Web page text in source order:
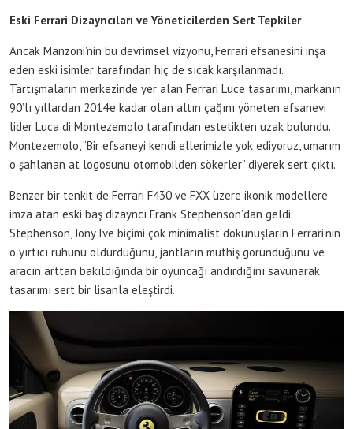
Eski Ferrari Dizayncıları ve Yöneticilerden Sert Tepkiler
Ancak Manzoni’nin bu devrimsel vizyonu, Ferrari efsanesini inşa
eden eski isimler tarafından hiç de sıcak karşılanmadı.
Tartışmaların merkezinde yer alan Ferrari Luce tasarımı, markanın
90’lı yıllardan 2014’e kadar olan altın çağını yöneten efsanevi
lider Luca di Montezemolo tarafından estetikten uzak bulundu.
Montezemolo, “Bir efsaneyi kendi ellerimizle yok ediyoruz, umarım
o şahlanan at logosunu otomobilden sökerler” diyerek sert çıktı.
Benzer bir tenkit de Ferrari F430 ve FXX üzere ikonik modellere
imza atan eski baş dizayncı Frank Stephenson’dan geldi.
Stephenson, Jony Ive biçimi çok minimalist dokunuşların Ferrari’nin
o yırtıcı ruhunu öldürdüğünü, jantların müthiş göründüğünü ve
aracın arttan bakıldığında bir oyuncağı andırdığını savunarak
tasarımı sert bir lisanla eleştirdi.